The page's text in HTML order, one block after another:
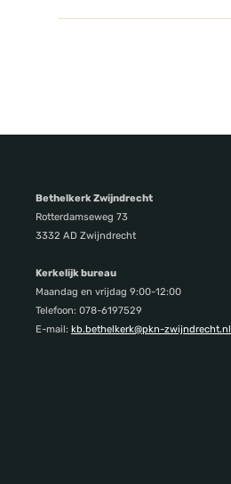
Bethelkerk Zwijndrecht
Rotterdamseweg 73
3332 AD Zwijndrecht
Kerkelijk bureau
Maandag en vrijdag 9:00-12:00
Telefoon: 078-6197529
E-mail: kb.bethelkerk@pkn-zwijndrecht.nl